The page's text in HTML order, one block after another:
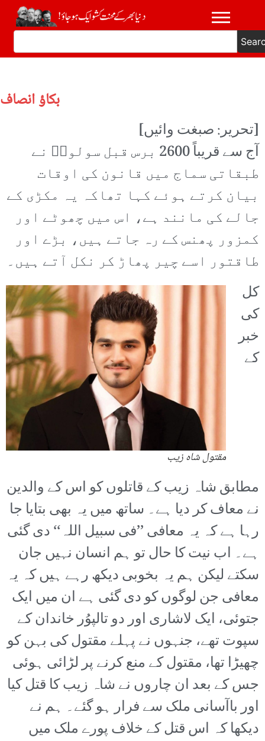
بکاؤ انصاف
[تحریر: صبغت وائیں]
آج سے قریباً 2600 برس قبل سولونؔ نے
طبقاتی سماج میں قانون کی اوقات
بیان کرتے ہوئے کہا تھاکہ یہ مکڑی کے
جالے کی مانند ہے، اس میں چھوٹے اور
کمزور پھنس کے رہ جاتے ہیں، بڑے اور
طاقتور اسے چیر پھاڑ کر نکل آتے ہیں۔
مقتول شاہ زیب
کل
کی
خبر
کے
مطابق شاہ زیب کے قاتلوں کو اس کے والدین
نے معاف کر دیا ہے۔ ساتھ میں یہ بھی بتایا جا
رہا ہے کہ یہ معافی ’’فی سبیل اللہ‘‘ دی گئی
ہے۔ اب نیت کا حال تو ہم انسان نہیں جان
سکتے لیکن ہم یہ بخوبی دیکھ رہے ہیں کہ یہ
معافی جن لوگوں کو دی گئی ہے ان میں ایک
جتوئی، ایک لاشاری اور دو تالپوُر خاندان کے
سپوت تھے، جنہوں نے پہلے مقتول کی بہن کو
چھیڑا تھا، مقتول کے منع کرنے پر لڑائی ہوئی
جس کے بعد ان چاروں نے شاہ زیب کا قتل کیا
اور باآسانی ملک سے فرار ہو گئے۔ ہم نے
دیکھا کہ اس قتل کے خلاف پورے ملک میں